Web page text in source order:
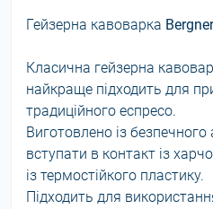
Гейзерна кавоварка
Класична гейзерна
найкраще підходить для
традиційного еспресо.
Виготовлено із
вступати в контакт із
із термостійкого пластику.
Підходить для